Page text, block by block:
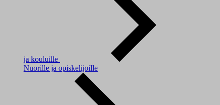
ja kouluille
Nuorille ja opiskelijoille